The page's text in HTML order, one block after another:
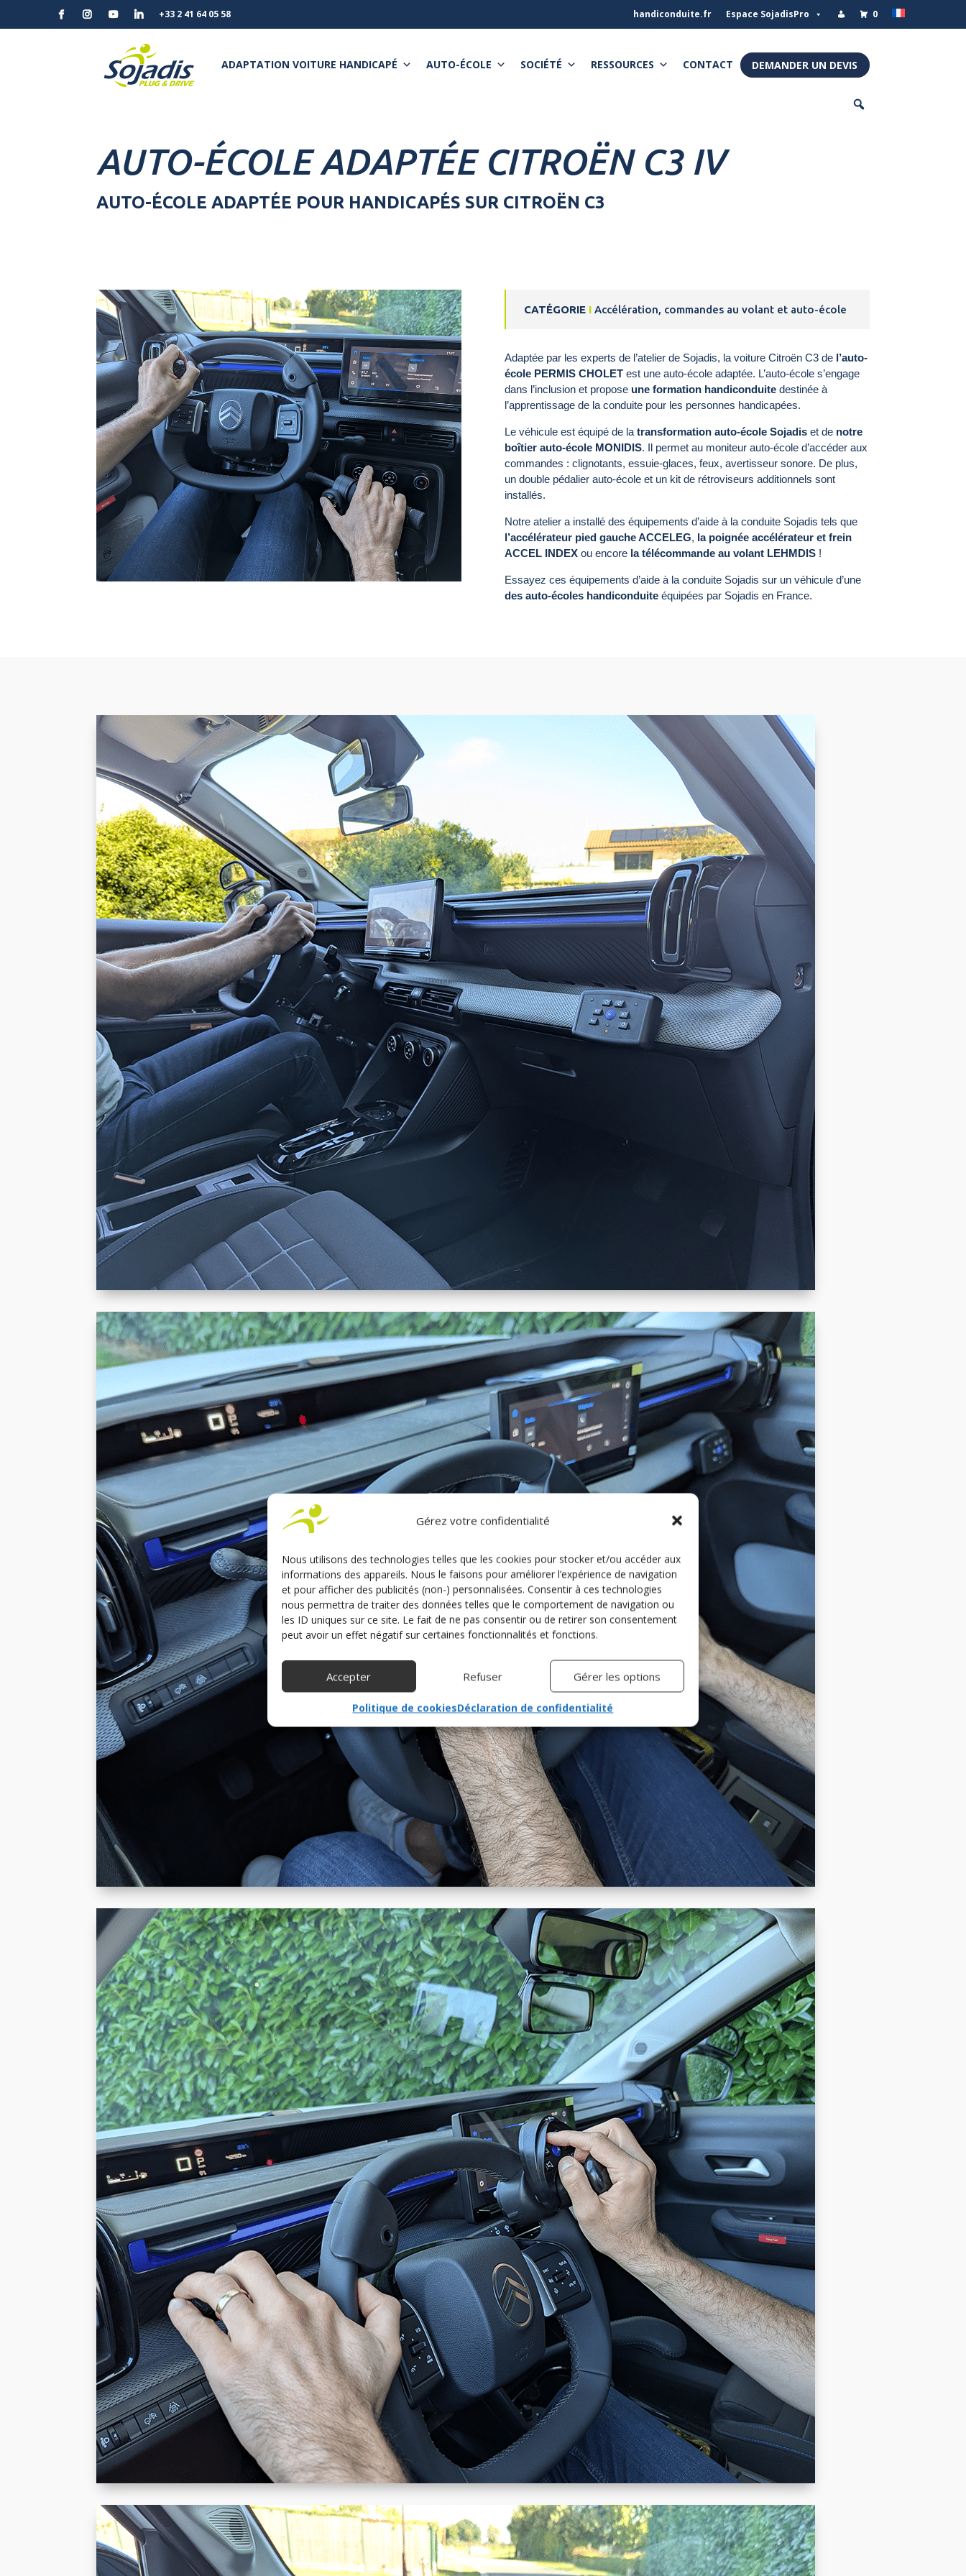
Gérez votre confidentialité
Nous utilisons des technologies telles que les cookies pour stocker et/ou accéder aux
informations des appareils. Nous le faisons pour améliorer l’expérience de navigation
et pour afficher des publicités (non-) personnalisées. Consentir à ces technologies
nous permettra de traiter des données telles que le comportement de navigation ou
les ID uniques sur ce site. Le fait de ne pas consentir ou de retirer son consentement
peut avoir un effet négatif sur certaines fonctionnalités et fonctions.
Accepter Refuser Gérer les options
Politique de cookiesDéclaration de confidentialité
+33 2 41 64 05 58 handiconduite.fr Espace SojadisPro 0
ADAPTATION VOITURE HANDICAPÉ AUTO-ÉCOLE SOCIÉTÉ RESSOURCES CONTACT DEMANDER UN DEVIS
AUTO-ÉCOLE ADAPTÉE CITROËN C3 IV
AUTO-ÉCOLE ADAPTÉE POUR HANDICAPÉS SUR CITROËN C3
CATÉGORIE IAccélération, commandes au volant et auto-école
Adaptée par les experts de l’atelier de Sojadis, la voiture Citroën C3 de l’auto-
école PERMIS CHOLETest une auto-école adaptée. L’auto-école s’engage
dans l’inclusion et propose une formation handiconduitedestinée à
l’apprentissage de la conduite pour les personnes handicapées.
Le véhicule est équipé de la transformation auto-école Sojadiset de notre
boîtier auto-école MONIDIS. Il permet au moniteur auto-école d’accéder aux
commandes : clignotants, essuie-glaces, feux, avertisseur sonore. De plus,
un double pédalier auto-école et un kit de rétroviseurs additionnels sont
installés.
Notre atelier a installé des équipements d’aide à la conduite Sojadis tels que
l’accélérateur pied gauche ACCELEG, la poignée accélérateur et frein
ACCEL INDEXou encore la télécommande au volant LEHMDIS!
Essayez ces équipements d’aide à la conduite Sojadis sur un véhicule d’une
des auto-écoles handiconduiteéquipées par Sojadis en France.